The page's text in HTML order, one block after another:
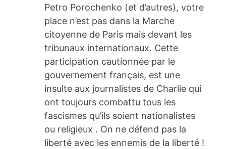
Petro Porochenko (et d’autres), votre
place n’est pas dans la Marche
citoyenne de Paris mais devant les
tribunaux internationaux. Cette
participation cautionnée par le
gouvernement français, est une
insulte aux journalistes de Charlie qui
ont toujours combattu tous les
fascismes qu’ils soient nationalistes
ou religieux . On ne défend pas la
liberté avec les ennemis de la liberté !